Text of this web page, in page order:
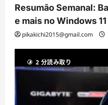
Resumão Semanal:
e mais no Windows 11
pikakichi2015@gmail.com
2 分読み取り